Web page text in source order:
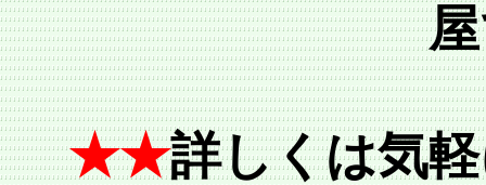
★★詳しくは気